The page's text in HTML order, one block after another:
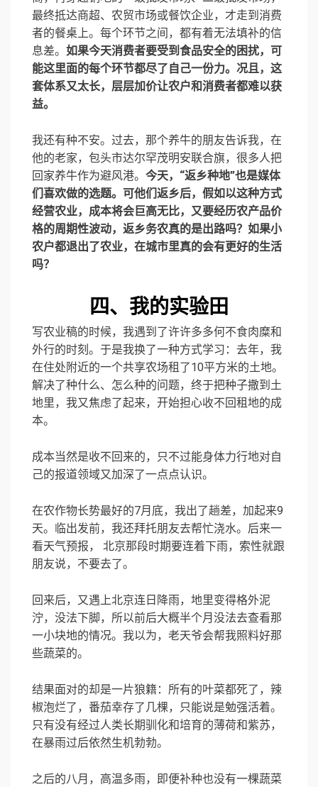
最终抵达商超、农贸市场或餐饮企业，才走到消费
者的餐桌上。每个环节之间，都有着无法填补的信
息差。 如果今天消费者要受到食品安全的困扰，可
能这里面的每个环节都尽了自己一份力。况且，这
套体系又太长，层层加价让农户和消费者都难以获
益。
我还有种不安。过去，那个养牛的朋友告诉我，在
他的老家，包头市达尔罕茂明安联合旗，很多人把
回家养牛作为避风港。 今天，“返乡种地”也是媒体
们喜欢做的选题。可他们返乡后，假如以这种方式
经营农业，成本将会巨高无比，又要经历农产品价
格的周期性波动，返乡务农真的是出路吗？如果小
农户都退出了农业，在城市里真的会有更好的生活
吗？
四、我的实验田
写农业稿的时候，我遇到了许许多多何不食肉糜和
外行的时刻。于是我换了一种方式学习：去年，我
在住处附近的一个共享农场租了10平方米的土地。
解决了种什么、怎么种的问题，终于把种子撒到土
地里，我又焦虑了起来，开始担心收不回租地的成
本。
成本当然是收不回来的，只不过能身体力行地对自
己的报道领域又加深了一点点认识。
在农作物长势最好的7月底，我出了趟差，加起来9
天。临出发前，我还拜托朋友去帮忙浇水。后来一
看天气预报， 北京那段时期要连着下雨，索性就跟
朋友说，不要去了。
回来后，又遇上北京连日降雨，地里变得格外泥
泞，没法下脚，所以前后大概半个月没法去查看那
一小块地的情况。我以为，老天爷会帮我照料好那
些蔬菜的。
结果面对的却是一片狼籍：所有的叶菜都死了，辣
椒泡烂了，番茄幸存了几棵，只能说是勉强活着。
只有没有经过人类长期驯化和培育的薄荷和紫苏，
在暴雨过后依然生机勃勃。
之后的八月，高温多雨，即便补种也没有一棵蔬菜